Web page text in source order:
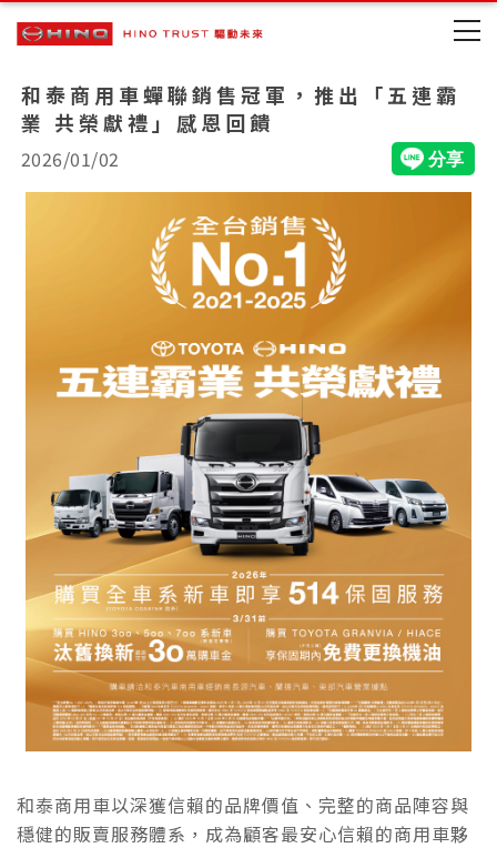
和泰商用車蟬聯銷售冠軍，推出「五連霸
業 共榮獻禮」感恩回饋
2026/01/02
和泰商用車以深獲信賴的品牌價值、完整的商品陣容與
穩健的販賣服務體系，成為顧客最安心信賴的商用車夥